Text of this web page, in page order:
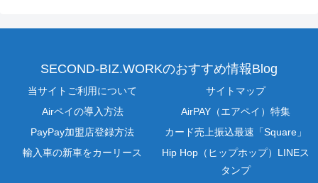
SECOND-BIZ.WORKのおすすめ情報Blog
当サイトご利用について
サイトマップ
Airペイの導入方法
AirPAY（エアペイ）特集
PayPay加盟店登録方法
カード売上振込最速「Square」
輸入車の新車をカーリース
Hip Hop（ヒップホップ）LINEス
タンプ